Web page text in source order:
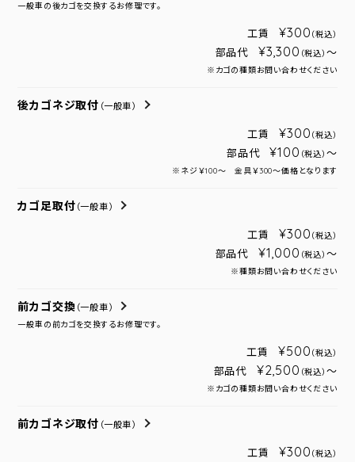
一般車の後カゴを交換するお修理です。
工賃 ¥300 （税込）
部品代 ¥3,300 （税込） ～
※カゴの種類お問い合わせください
後カゴネジ取付 （一般車）
工賃 ¥300 （税込）
部品代 ¥100 （税込） ～
※ネジ￥100～ 金具￥300～価格となります
カゴ足取付 （一般車）
工賃 ¥300 （税込）
部品代 ¥1,000 （税込） ～
※種類お問い合わせください
前カゴ交換 （一般車）
一般車の前カゴを交換するお修理です。
工賃 ¥500 （税込）
部品代 ¥2,500 （税込） ～
※カゴの種類お問い合わせください
前カゴネジ取付 （一般車）
工賃 ¥300 （税込）